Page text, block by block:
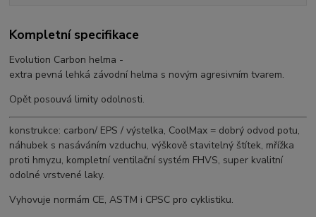
Kompletní specifikace
Evolution Carbon helma -
extra pevná lehká závodní helma s novým agresivním tvarem.
Opět posouvá limity odolnosti.
konstrukce: carbon/ EPS / výstelka, CoolMax = dobrý odvod potu,
náhubek s nasáváním vzduchu, výškově stavitelný štítek, mřížka
proti hmyzu, kompletní ventilační systém FHVS, super kvalitní
odolné vrstvené laky.
Vyhovuje normám CE, ASTM i CPSC pro cyklistiku.